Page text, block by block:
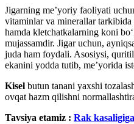
Jigarning me’yoriy faoliyati
vitaminlar va minerallar tarkibida
hamda kletchatkalarning koni
mujassamdir. Jigar uchun,
juda ham foydali. Asosiysi,
ekanini yodda tutib, me’yorida
Kisel butun tanani yaxshi
ovqat hazm qilishni
Tavsiya etamiz : Rak